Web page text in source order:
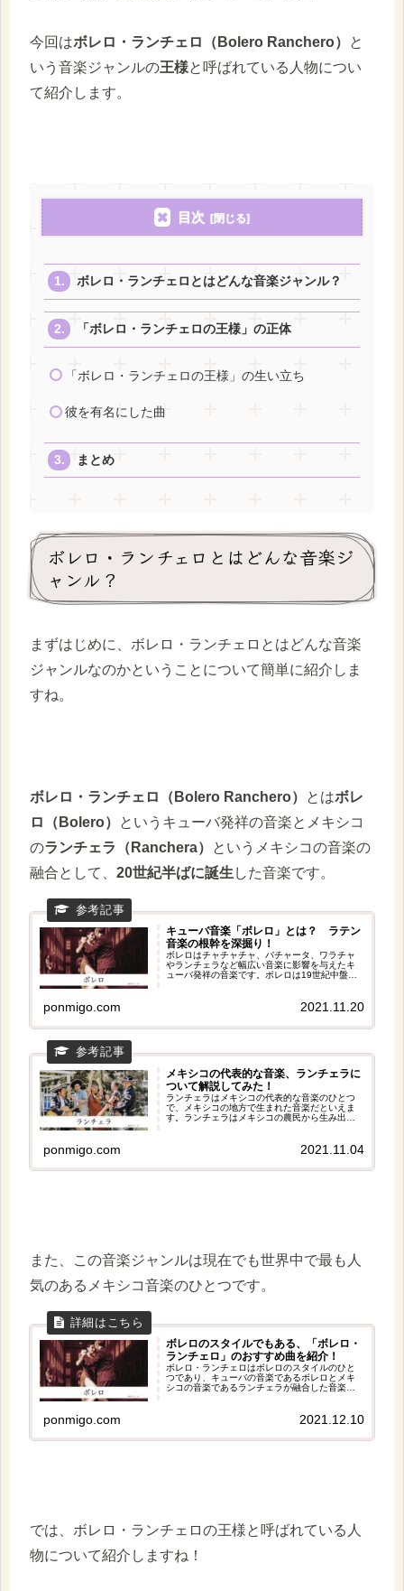
今回はボレロ・ランチェロ（Bolero Ranchero）
と
いう音楽ジャンルの王様と呼ばれている人物につい
て紹介します。
目次
ボレロ・ランチェロとはどんな音楽ジャンル？
「ボレロ・ランチェロの王様」の正体
「ボレロ・ランチェロの王様」の生い立ち
彼を有名にした曲
まとめ
ボレロ・ランチェロとはどんな音楽ジ
ャンル？
まずはじめに、ボレロ・ランチェロとはどんな音楽
ジャンルなのかということについて簡単に紹介しま
すね。
ボレロ・ランチェロ（Bolero Ranchero） とはボレ
ロ（Bolero）
というキューバ発祥の音楽とメキシコ
のランチェラ（Ranchera）
というメキシコの音楽の
融合として、 20世紀半ばに誕生 した音楽です。
キューバ音楽「ボレロ」とは？ ラテン
音楽の根幹を深掘り！
ボレロはチャチャチャ、バチャータ、ワラチャ
やランチェラなど幅広い音楽に影響を与えたキ
ューバ発祥の音楽です。ボレロは19世紀中盤に
ponmigo.com 2021.11.20
メキシコの代表的な音楽、ランチェラに
ついて解説してみた！
ランチェラはメキシコの代表的な音楽のひとつ
で、メキシコの地方で生まれた音楽だといえま
す。ランチェラはメキシコの農民から生み出さ
などについて歌っているものもあり、とても興
ponmigo.com 2021.11.04
また、この音楽ジャンルは現在でも世界中で最も人
気のあるメキシコ音楽のひとつです。
ボレロのスタイルでもある、「ボレロ・
ランチェロ」のおすすめ曲を紹介！
ボレロ・ランチェロはボレロのスタイルのひと
つであり、キューバの音楽であるボレロとメキ
シコの音楽であるランチェラが融合した音楽だ
も落ち着いた雰囲気がありおすすめです！是非
ponmigo.com 2021.12.10
では、ボレロ・ランチェロの王様と呼ばれている人
物について紹介しますね！